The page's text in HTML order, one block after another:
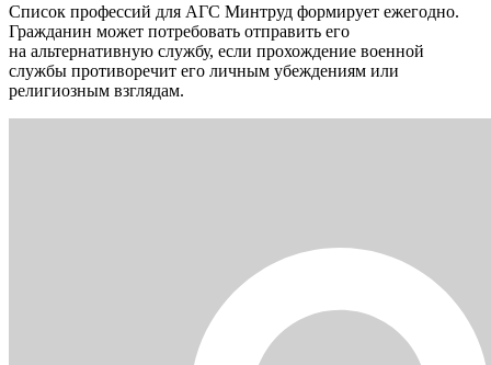
Список профессий для АГС Минтруд формирует ежегодно.
Гражданин может потребовать отправить его
на альтернативную службу, если прохождение военной
службы противоречит его личным убеждениям или
религиозным взглядам.